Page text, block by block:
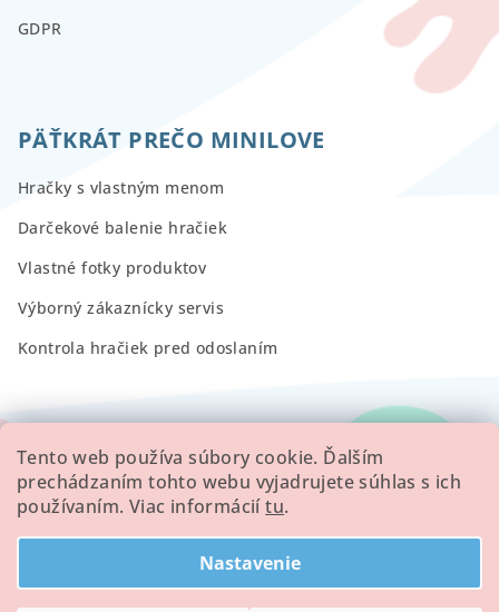
Tento web používa súbory cookie. Ďalším
prechádzaním tohto webu vyjadrujete súhlas s ich
používaním. Viac informáciítu.
Nastavenie
GDPR
PÄŤKRÁT PREČO MINILOVE
Hračky s vlastným menom
Darčekové balenie hračiek
Vlastné fotky produktov
Výborný zákaznícky servis
Kontrola hračiek pred odoslaním
RECENZIE
Všetky hodnotenie obchodu
Copyright 2026Minilove. Všetky práva vyhradené.